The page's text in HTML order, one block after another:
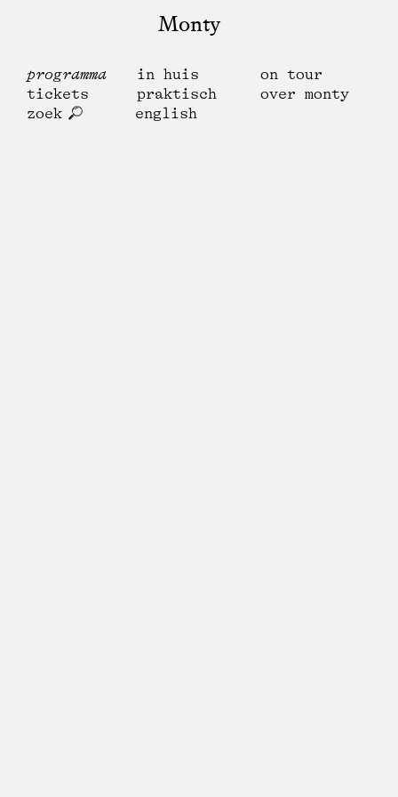
Monty
programma in huis
on tour
tickets
praktisch
over monty
zoek
english